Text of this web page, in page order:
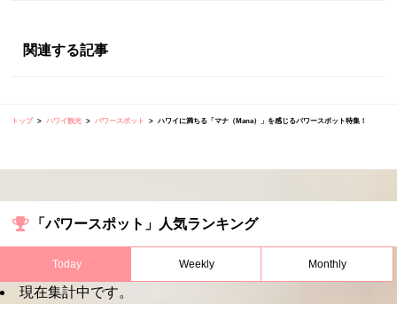
関連する記事
トップ ハワイ観光 パワースポット ハワイに満ちる「マナ（Mana）」を感じるパワースポット特集！
「パワースポット」人気ランキング
Today Weekly Monthly
現在集計中です。